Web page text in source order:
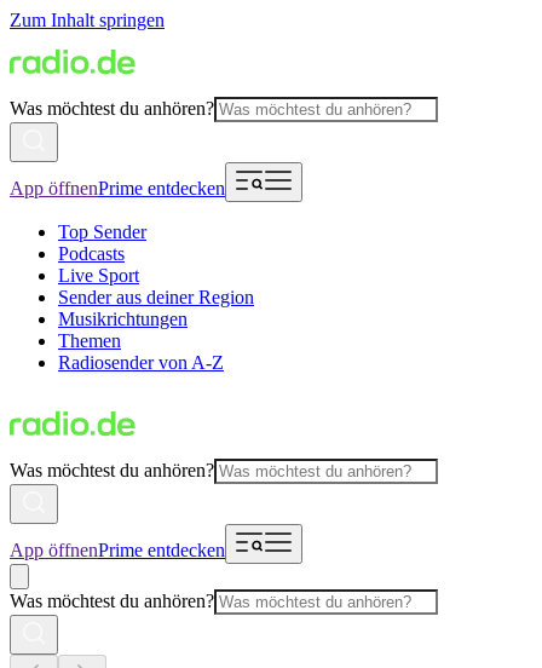
Zum Inhalt springen
Was möchtest du anhören?
App öffnenPrime entdecken
Top Sender
Podcasts
Live Sport
Sender aus deiner Region
Musikrichtungen
Themen
Radiosender von A-Z
Was möchtest du anhören?
App öffnenPrime entdecken
Was möchtest du anhören?